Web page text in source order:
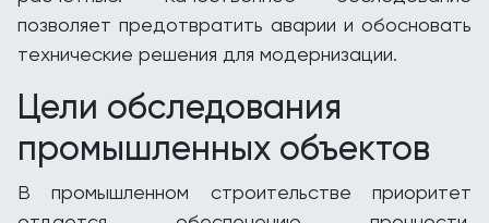
позволяет предотвратить аварии и обосновать
технические решения для модернизации.
Цели обследования
промышленных объектов
В промышленном строительстве приоритет